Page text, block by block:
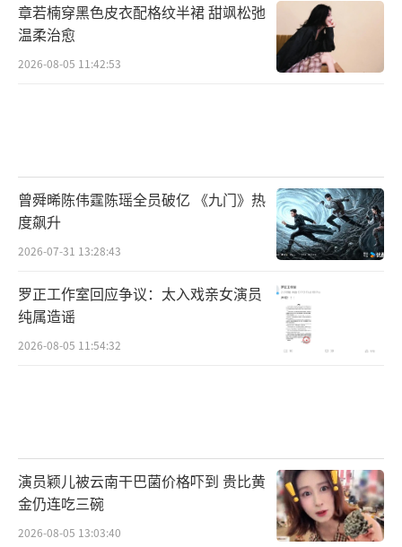
章若楠穿黑色皮衣配格纹半裙 甜飒松弛
温柔治愈
2026-08-05 11:42:53
曾舜晞陈伟霆陈瑶全员破亿 《九门》热
度飙升
2026-07-31 13:28:43
罗正工作室回应争议：太入戏亲女演员
纯属造谣
2026-08-05 11:54:32
演员颖儿被云南干巴菌价格吓到 贵比黄
金仍连吃三碗
2026-08-05 13:03:40